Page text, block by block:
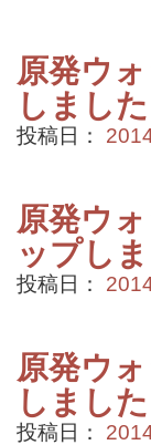
原発ウ
しました
投稿日：
原発ウ
ップし
投稿日：
原発ウ
しました
投稿日：